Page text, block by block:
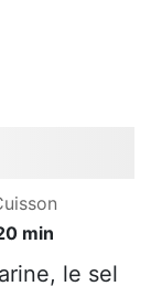
min
le sel